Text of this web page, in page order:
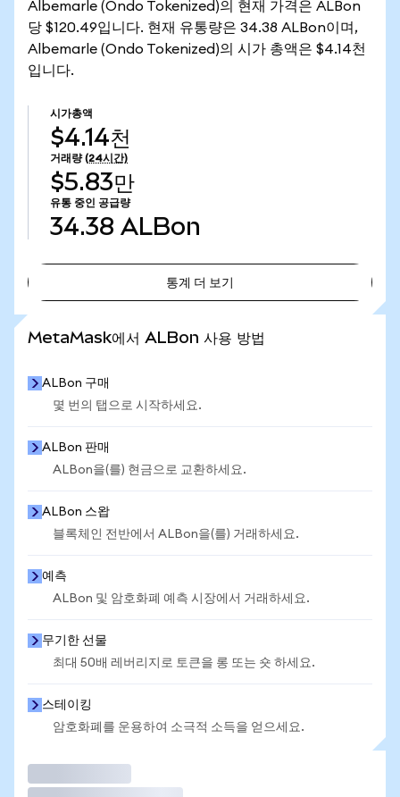
Albemarle (Ondo Tokenized)의 현재 가격은 ALBon
당 $120.49입니다. 현재 유통량은 34.38 ALBon이며,
Albemarle (Ondo Tokenized)의 시가 총액은 $4.14천
입니다.
시가총액
$4.14천
거래량 (24시간)
$5.83만
유통 중인 공급량
34.38 ALBon
통계 더 보기
MetaMask에서 ALBon 사용 방법
ALBon 구매
몇 번의 탭으로 시작하세요.
ALBon 판매
ALBon을(를) 현금으로 교환하세요.
ALBon 스왑
블록체인 전반에서 ALBon을(를) 거래하세요.
예측
ALBon 및 암호화폐 예측 시장에서 거래하세요.
무기한 선물
최대 50배 레버리지로 토큰을 롱 또는 숏 하세요.
스테이킹
암호화폐를 운용하여 소극적 소득을 얻으세요.